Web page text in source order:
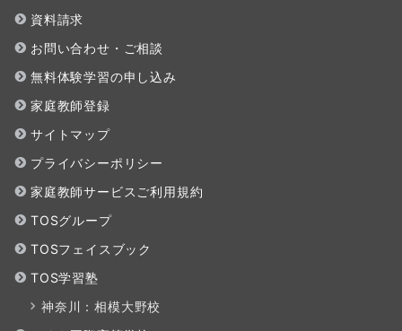
資料請求
お問い合わせ・ご相談
無料体験学習の申し込み
家庭教師登録
サイトマップ
プライバシーポリシー
家庭教師サービスご利用規約
TOSグループ
TOSフェイスブック
TOS学習塾
神奈川：相模大野校